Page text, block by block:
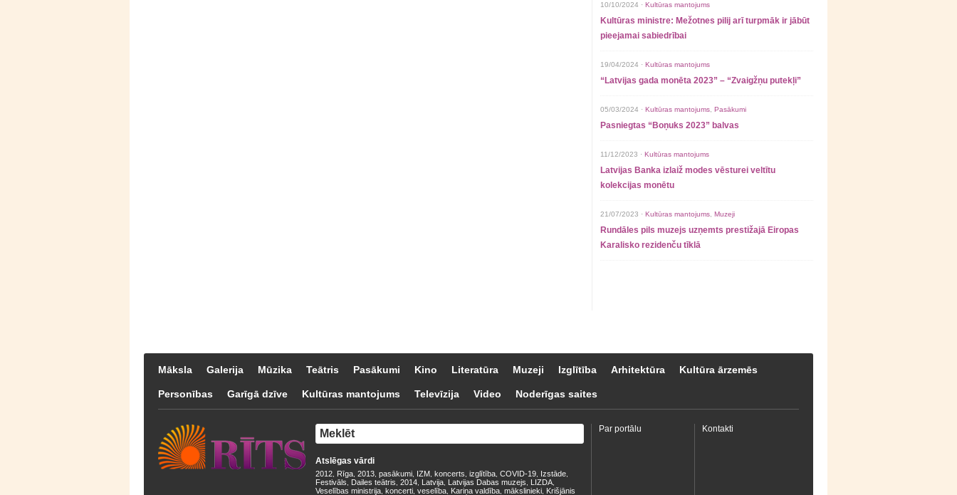
10/10/2024 · Kultūras mantojums
Kultūras ministre: Mežotnes pilij arī turpmāk ir jābūt
pieejamai sabiedrībai
19/04/2024 · Kultūras mantojums
“Latvijas gada monēta 2023” – “Zvaigžņu putekļi”
05/03/2024 · Kultūras mantojums Pasākumi
Pasniegtas “Boņuks 2023” balvas
11/12/2023 · Kultūras mantojums
Latvijas Banka izlaiž modes vēsturei veltītu
kolekcijas monētu
21/07/2023 · Kultūras mantojums Muzeji
Rundāles pils muzejs uzņemts prestižajā Eiropas
Karalisko rezidenču tīklā
Māksla Galerija Mūzika Teātris Pasākumi Kino Literatūra Muzeji Izglītība Arhitektūra Kultūra ārzemēs
Personības Garīgā dzīve Kultūras mantojums Televīzija Video Noderīgas saites
Atslēgas vārdi
2012 Rīga 2013 pasākumi IZM koncerts izglītība COVID-19 Izstāde
Festivāls Dailes teātris 2014 Latvija Latvijas Dabas muzejs LIZDA
Veselības ministrija koncerti veselība Kariņa valdība mākslinieki Krišjānis
Par portālu Kontakti